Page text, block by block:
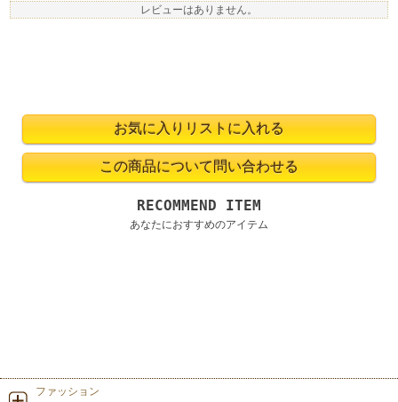
レビューはありません。
RECOMMEND ITEM
あなたにおすすめのアイテム
ファッション